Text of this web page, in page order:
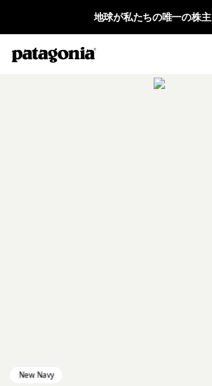
地球が私たちの唯一の株主